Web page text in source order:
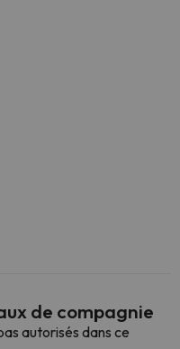
de compagnie
autorisés dans ce